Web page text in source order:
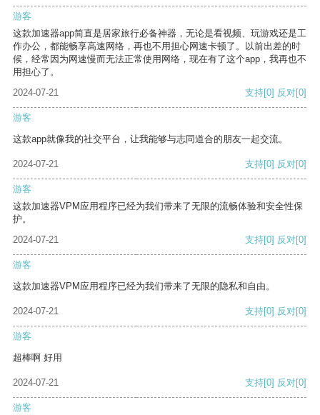
游客
这款加速器app简直是居家旅行必备神器，无论是看视频、玩游戏还是工
作办公，都能畅享高速网络，再也不用担心网速卡顿了。以前出差的时
候，经常因为网速慢而无法正常使用网络，现在有了这个app，我再也不
用担心了。
2024-07-21
支持[0] 反对[0]
游客
这款app就像我的社交平台，让我能够与志同道合的朋友一起交流。
2024-07-21 支持[0] 反对[0]
游客
这款加速器VPM应用程序已经为我们带来了无限的流畅体验和安全性保
护。
2024-07-21
支持[0] 反对[0]
游客
这款加速器VPM应用程序已经为我们带来了无限的隐私和自由。
2024-07-21 支持[0] 反对[0]
游客
超棒啊 好用
2024-07-21 支持[0] 反对[0]
游客